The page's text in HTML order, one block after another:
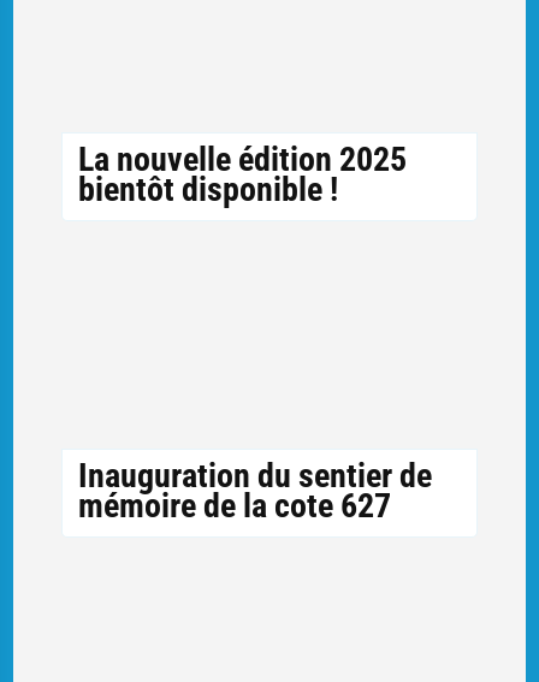
La nouvelle édition 2025
bientôt disponible !
Inauguration du sentier de
mémoire de la cote 627